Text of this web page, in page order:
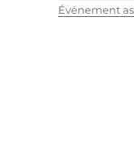
Événement